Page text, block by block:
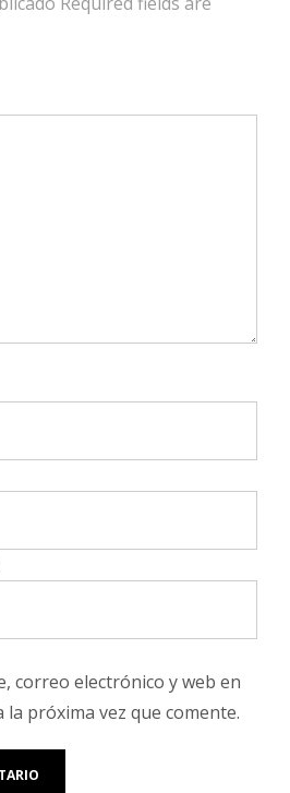
correo electrónico y web en
próxima vez que comente.